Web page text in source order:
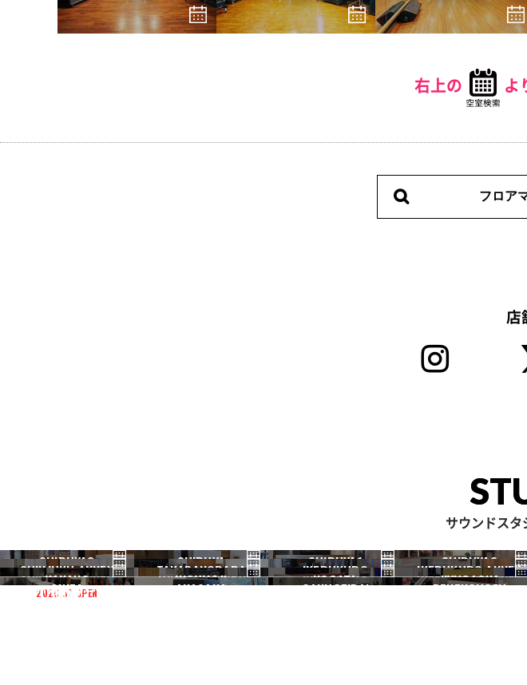
右上の よ
フロア
店
サウンドス
SHIBUYA3
渋谷3号
2026.07 OPEN
SHIBUYA
渋谷本店
SHIBUYA1
渋谷1号
SHIBUYA2
渋谷2号
SHINJUKU ANNEX
新宿ANNEX
TAKADANOBABA
高田馬場
IKEBUKURO
池袋
IKEBUKURO ANNEX
池袋ANNEX
NAKANO
中野
KICHIJOJI NOGATA JIYUGAOKA
GINZA AKASAKA GAKUGEIDAI DENENCHOFU